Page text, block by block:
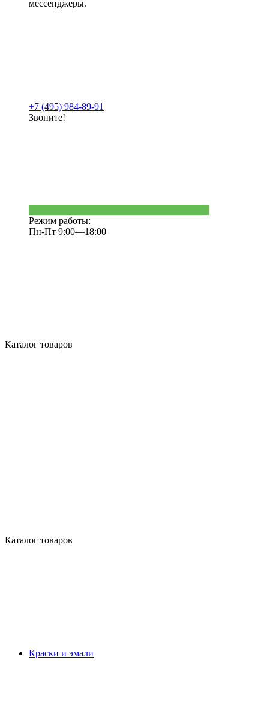
мессенджеры.
+7 (495) 984-89-91
Звоните!
Режим работы:
Пн-Пт 9:00—18:00
Каталог товаров
Каталог товаров
Краски и эмали